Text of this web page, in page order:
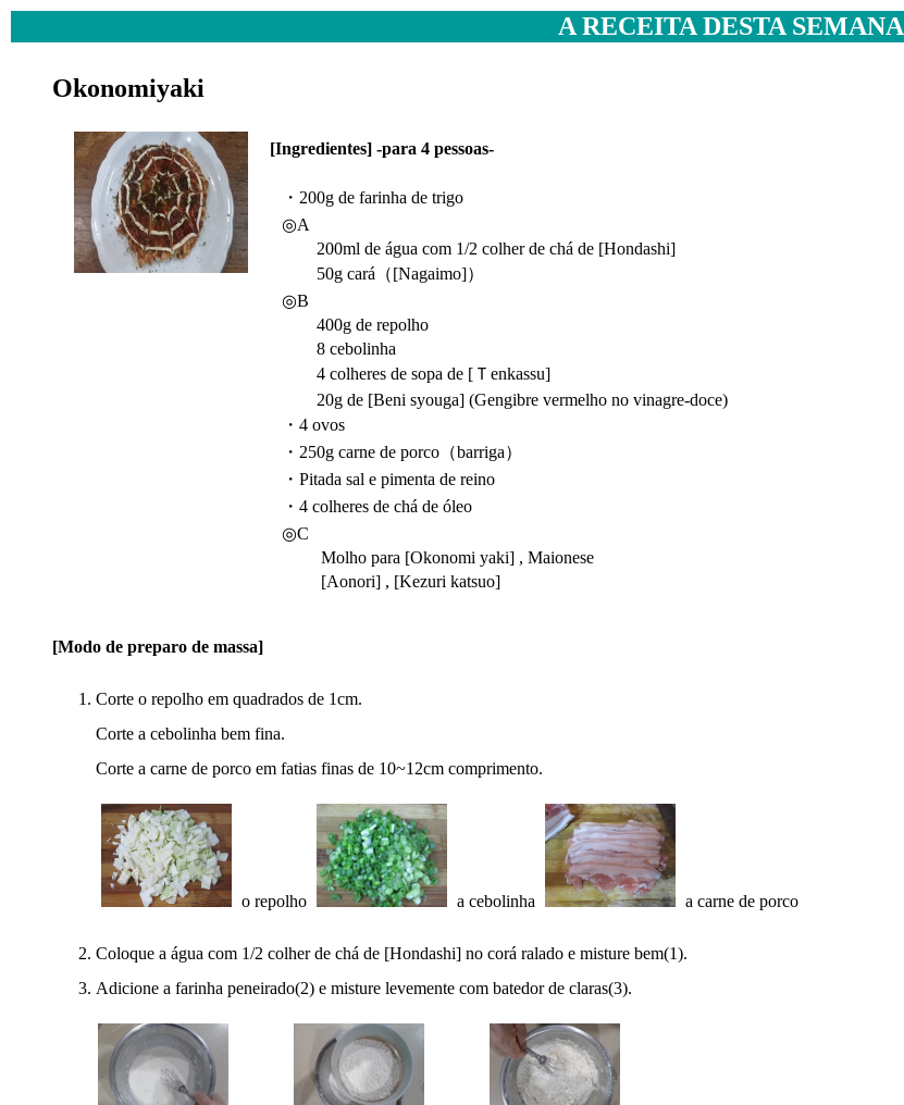
A RECEITA DESTA SEMANA
Okonomiyaki
[Ingredientes] -para 4 pessoas-
・200g de farinha de trigo
◎A
200ml de água com 1/2 colher de chá de [Hondashi]
50g cará（[Nagaimo]）
◎B
400g de repolho
8 cebolinha
4 colheres de sopa de [Ｔenkassu]
20g de [Beni syouga] (Gengibre vermelho no vinagre-doce)
・4 ovos
・250g carne de porco（barriga）
・Pitada sal e pimenta de reino
・4 colheres de chá de óleo
◎C
Molho para [Okonomi yaki] , Maionese
[Aonori] , [Kezuri katsuo]
[Modo de preparo de massa]
Corte o repolho em quadrados de 1cm.
Corte a cebolinha bem fina.
Corte a carne de porco em fatias finas de 10~12cm comprimento.
o repolho a cebolinha a carne de porco
Coloque a água com 1/2 colher de chá de [Hondashi] no corá ralado e misture bem(1).
Adicione a farinha peneirado(2) e misture levemente com batedor de claras(3).